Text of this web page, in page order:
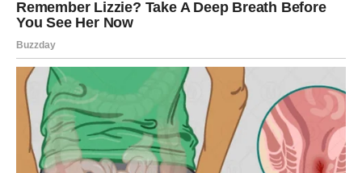
U ljubavi, istina izlazi i donosi stabilnost ili kraj koji
Poruka:Karma radi u tvoju korist.
Strelac – KARTA: PUTOVANJE +
LJUBAV